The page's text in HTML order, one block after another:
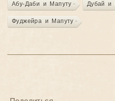
Абу-Даби и Мапуту Дубай и
Фуджейра и Мапуту